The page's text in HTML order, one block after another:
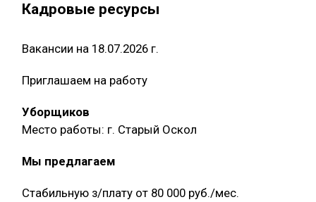
Кадровые ресурсы
Вакансии на 18.07.2026 г.
Приглашаем на работу
Уборщиков
Место работы: г. Старый Оскол
Мы предлагаем
Стабильную з/плату от 80 000 руб./мес.